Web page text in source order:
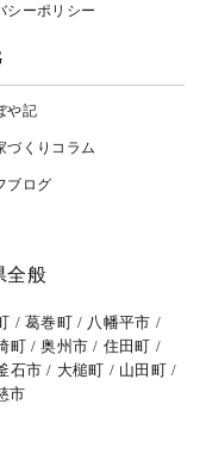
シーポリシー
や記
づくりコラム
ブログ
全般
葛巻町
八幡平市
町 奥州市
住田町
石市 大槌町
山田町
市